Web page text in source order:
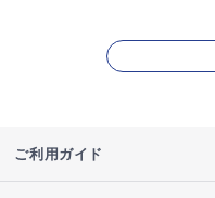
ご利用ガイド